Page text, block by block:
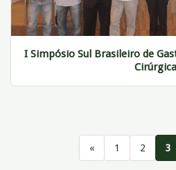
I Simpósio Sul Brasileiro de
Cirúrgica
« 1 2 3